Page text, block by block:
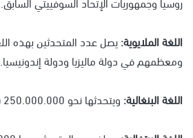
اللغة الملايوية:
ومعظمهم في دولة ماليزيا ودولة إندونيسيا.
اللغة البنغالية: ويتحدثها نحو 250.000.000 شخص.